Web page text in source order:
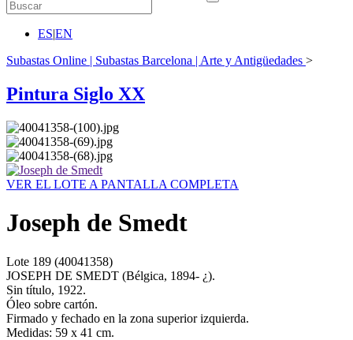
ES|EN
Subastas Online | Subastas Barcelona | Arte y Antigüedades >
Pintura Siglo XX
VER EL LOTE A PANTALLA COMPLETA
Joseph de Smedt
Lote 189 (40041358)
JOSEPH DE SMEDT (Bélgica, 1894- ¿).
Sin título, 1922.
Óleo sobre cartón.
Firmado y fechado en la zona superior izquierda.
Medidas: 59 x 41 cm.